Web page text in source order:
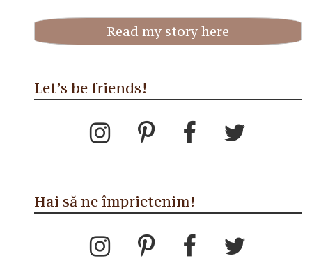
Read my story here
Let’s be friends!
Hai să ne împrietenim!